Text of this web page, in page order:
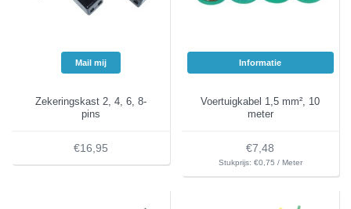
Mail mij
Zekeringskast 2, 4, 6, 8-
pins
€16,95
Informatie
Voertuigkabel 1,5 mm², 10
meter
€7,48
Stukprijs: €0,75 / Meter